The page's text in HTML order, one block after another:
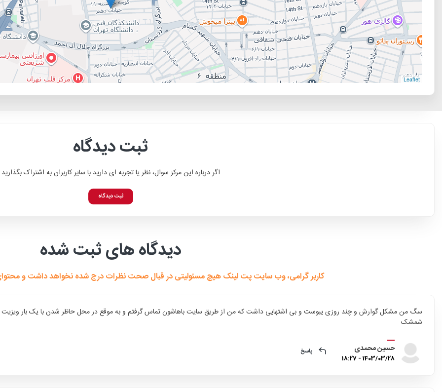
Leaflet
ثبت دیدگاه
اگر درباره این مرکز سوال، نظر یا تجربه ای دارید با سایر کاربران به اشتراک بگذارید
ثبت دیدگاه
دیدگاه های ثبت شده
کاربر گرامی، وب سایت پت لینک هیچ مسئولیتی در قبال صحت نظرات درج شده نخواهد داشت و
سگ من مشکل گوارش و چند روزی یبوست و بی اشتهایی داشت که من از طریق سایت باهاشون تماس گرفتم و به موقع در محل حاظر شدن با یک بار
شمشک
حسین محمدی
1403/03/28 - 18:27
پاسخ